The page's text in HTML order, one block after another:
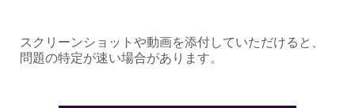
スクリーンショットや動画を添付していただけると、
問題の特定が速い場合があります。